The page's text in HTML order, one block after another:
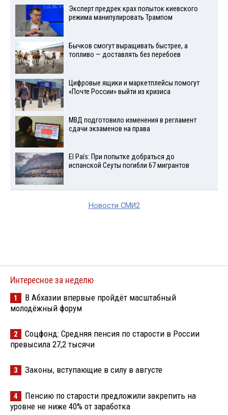
Эксперт предрек крах попыток киевского
режима манипулировать Трампом
Бычков смогут выращивать быстрее, а
топливо — доставлять без перебоев
Цифровые ящики и маркетплейсы помогут
«Почте России» выйти из кризиса
МВД подготовило изменения в регламент
сдачи экзаменов на права
El País: При попытке добраться до
испанской Сеуты погибли 67 мигрантов
Новости СМИ2
Интересное за неделю
1
В Абхазии впервые пройдёт масштабный
молодёжный форум
2
Соцфонд: Средняя пенсия по старости в России
превысила 27,2 тысячи
3 Законы, вступающие в силу в августе
4
Пенсию по старости предложили закрепить на
уровне не ниже 40% от заработка